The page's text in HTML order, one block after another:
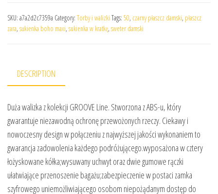
SKU: a7a2d2c7359a Category: Torby i walizki Tags: 50, czarny płaszcz damski, płaszcz
zara, sukienka boho maxi, sukienka w kratkę, sweter damski
DESCRIPTION
Duża walizka z kolekcji GROOVE Line. Stworzona z ABS-u, który
gwarantuje niezawodną ochronę przewożonych rzeczy. Ciekawy i
nowoczesny design w połączeniu z najwyższej jakości wykonaniem to
gwarancja zadowolenia każdego podróżującego.wyposażona w cztery
łożyskowane kółka;wysuwany uchwyt oraz dwie gumowe rączki
ułatwiające przenoszenie bagażu;zabezpieczenie w postaci zamka
szyfrowego uniemożliwiającego osobom niepożądanym dostęp do